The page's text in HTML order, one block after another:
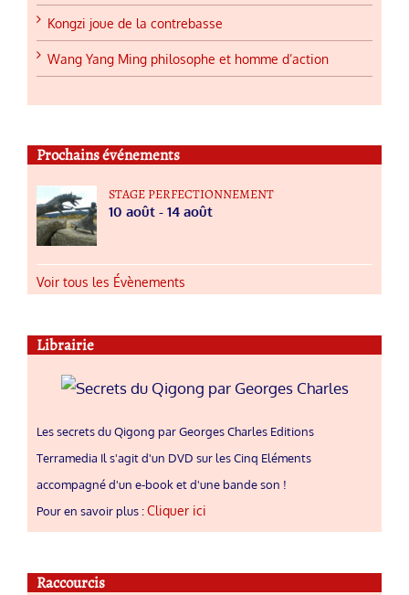
Kongzi joue de la contrebasse
Wang Yang Ming philosophe et homme d’action
Prochains événements
STAGE PERFECTIONNEMENT
10 août - 14 août
Voir tous les Évènements
Librairie
Les secrets du Qigong par Georges Charles Editions
Terramedia Il s'agit d'un DVD sur les Cinq Eléments
accompagné d'un e-book et d'une bande son !
Pour en savoir plus :Cliquer ici
Raccourcis